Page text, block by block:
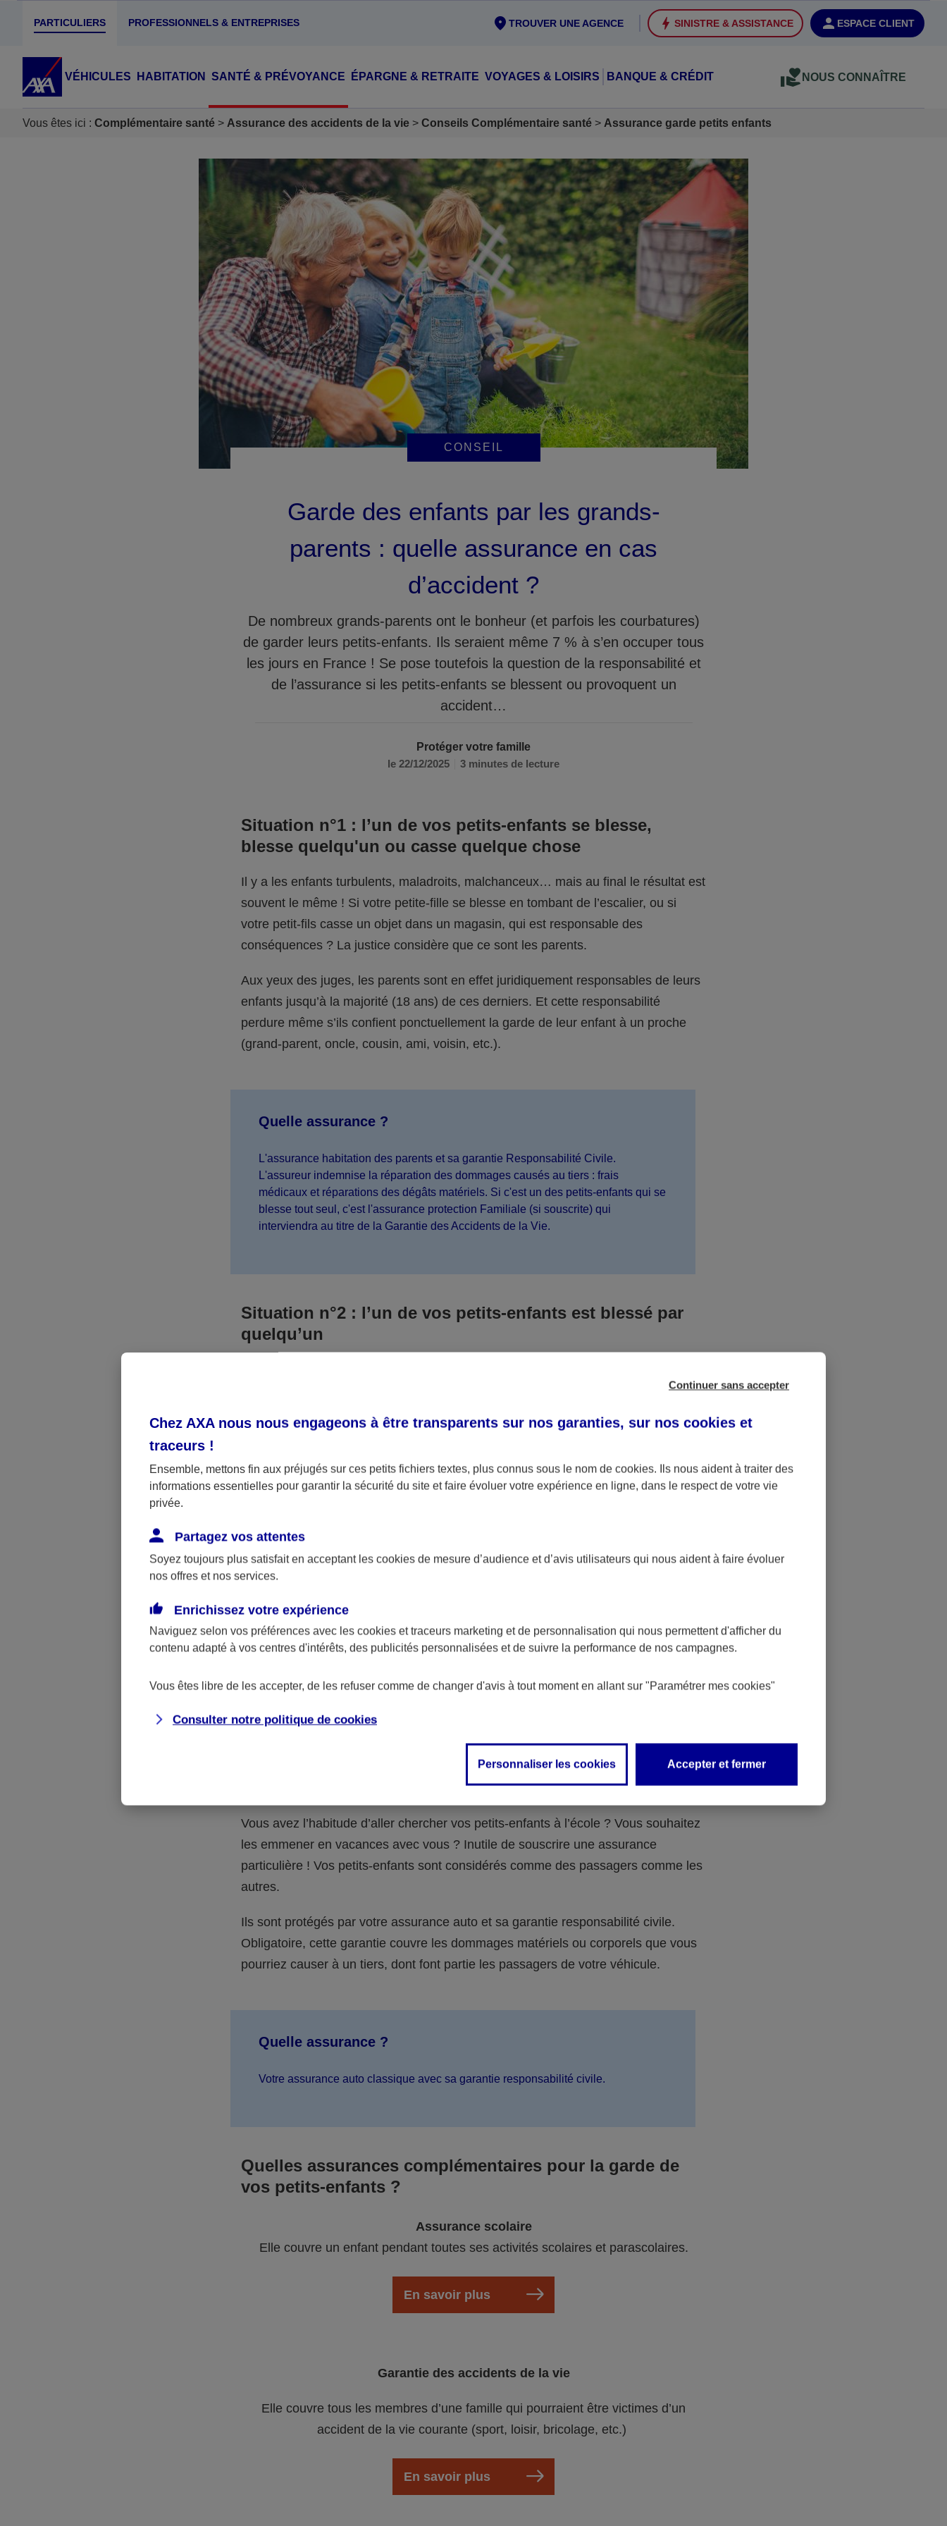
PARTICULIERS PROFESSIONNELS & ENTREPRISES ESPACE CLIENT
SINISTRE & ASSISTANCE
TROUVER UNE AGENCE
VÉHICULES HABITATION SANTÉ & PRÉVOYANCE ÉPARGNE & RETRAITE VOYAGES & LOISIRS BANQUE & CRÉDIT NOUS CONNAÎTRE
Vous êtes ici : Complémentaire santé Assurance des accidents de la vie Conseils Complémentaire santé Assurance garde petits enfants
CONSEIL
Protéger votre famille
le 22/12/2025
3 minutes de lecture
Garde des enfants par les grands-
parents : quelle assurance en cas
d’accident ?
De nombreux grands-parents ont le bonheur (et parfois les courbatures)
de garder leurs petits-enfants. Ils seraient même 7 % à s’en occuper tous
les jours en France ! Se pose toutefois la question de la responsabilité et
de l’assurance si les petits-enfants se blessent ou provoquent un
accident…
Situation n°1 : l’un de vos petits-enfants se blesse,
blesse quelqu'un ou casse quelque chose
Il y a les enfants turbulents, maladroits, malchanceux… mais au final le résultat est
souvent le même ! Si votre petite-fille se blesse en tombant de l’escalier, ou si
votre petit-fils casse un objet dans un magasin, qui est responsable des
conséquences ? La justice considère que ce sont les parents.
Aux yeux des juges, les parents sont en effet juridiquement responsables de leurs
enfants jusqu’à la majorité (18 ans) de ces derniers. Et cette responsabilité
perdure même s’ils confient ponctuellement la garde de leur enfant à un proche
(grand-parent, oncle, cousin, ami, voisin, etc.).
Quelle assurance ?
L'assurance habitation des parents et sa garantie Responsabilité Civile.
L'assureur indemnise la réparation des dommages causés au tiers : frais
médicaux et réparations des dégâts matériels. Si c'est un des petits-enfants qui se
blesse tout seul, c'est l'assurance protection Familiale (si souscrite) qui
interviendra au titre de la Garantie des Accidents de la Vie.
Situation n°2 : l’un de vos petits-enfants est blessé par
quelqu’un
responsable. Aux yeux de la justice, le responsable est la personne ayant entrainé
médicaux et éventuelles indemnisations en guise de dommage.
Néanmoins, si aucun responsable n’a été désigné ou retrouvé pour l’accident dont
a été victime votre petit-fils ou petite-fille, seule une assurance spécifique
fonctionner.
Quelle assurance ?
La responsabilité civile de la personne désignée comme responsable de
accidents de la vie) que vous auriez souscrite pour votre famille.
Situation n°3 : vous avez un accident de voiture avec vos
Vous avez l’habitude d’aller chercher vos petits-enfants à l’école ? Vous souhaitez
les emmener en vacances avec vous ? Inutile de souscrire une assurance
particulière ! Vos petits-enfants sont considérés comme des passagers comme les
autres.
Ils sont protégés par votre assurance auto et sa garantie responsabilité civile.
Obligatoire, cette garantie couvre les dommages matériels ou corporels que vous
pourriez causer à un tiers, dont font partie les passagers de votre véhicule.
Quelle assurance ?
Votre assurance auto classique avec sa garantie responsabilité civile.
Quelles assurances complémentaires pour la garde de
vos petits-enfants ?
Assurance scolaire
Elle couvre un enfant pendant toutes ses activités scolaires et parascolaires.
En savoir plus
Garantie des accidents de la vie
Elle couvre tous les membres d’une famille qui pourraient être victimes d’un
accident de la vie courante (sport, loisir, bricolage, etc.)
En savoir plus
Continuer sans accepter
Chez AXA nous nous engageons à être transparents sur nos garanties, sur nos cookies et
traceurs !
Ensemble, mettons fin aux préjugés sur ces petits fichiers textes, plus connus sous le nom de cookies. Ils nous aident à traiter des
informations essentielles pour garantir la sécurité du site et faire évoluer votre expérience en ligne, dans le respect de votre vie
privée.
Partagez vos attentes
Soyez toujours plus satisfait en acceptant les cookies de mesure d’audience et d’avis utilisateurs qui nous aident à faire évoluer
nos offres et nos services.
Enrichissez votre expérience
Naviguez selon vos préférences avec les cookies et traceurs marketing et de personnalisation qui nous permettent d'afficher du
contenu adapté à vos centres d'intérêts, des publicités personnalisées et de suivre la performance de nos campagnes.
Vous êtes libre de les accepter, de les refuser comme de changer d'avis à tout moment en allant sur "Paramétrer mes cookies"
Consulter notre politique de cookies
Personnaliser les cookies Accepter et fermer